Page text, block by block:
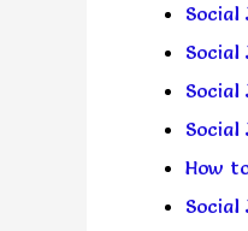
Social
Social
Social
How
Social